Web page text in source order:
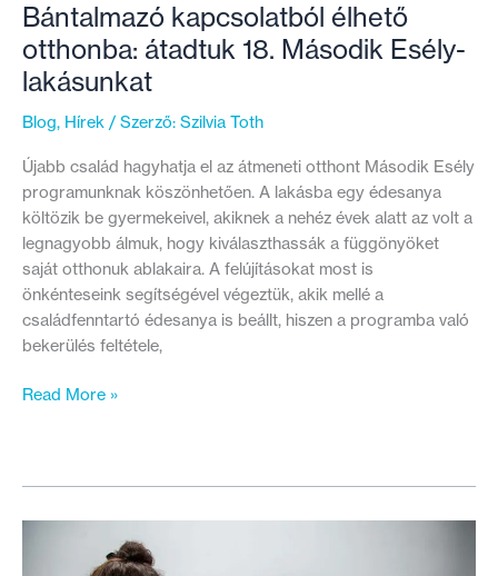
Bántalmazó kapcsolatból élhető
otthonba: átadtuk 18. Második Esély-
lakásunkat
Blog, Hírek / Szerző: Szilvia Toth
Újabb család hagyhatja el az átmeneti otthont Második Esély
programunknak köszönhetően. A lakásba egy édesanya
költözik be gyermekeivel, akiknek a nehéz évek alatt az volt a
legnagyobb álmuk, hogy kiválaszthassák a függönyöket
saját otthonuk ablakaira. A felújításokat most is
önkénteseink segítségével végeztük, akik mellé a
családfenntartó édesanya is beállt, hiszen a programba való
bekerülés feltétele,
Bántalmazó
18.
Read More »